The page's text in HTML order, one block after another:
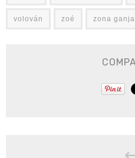
volován zoé zona